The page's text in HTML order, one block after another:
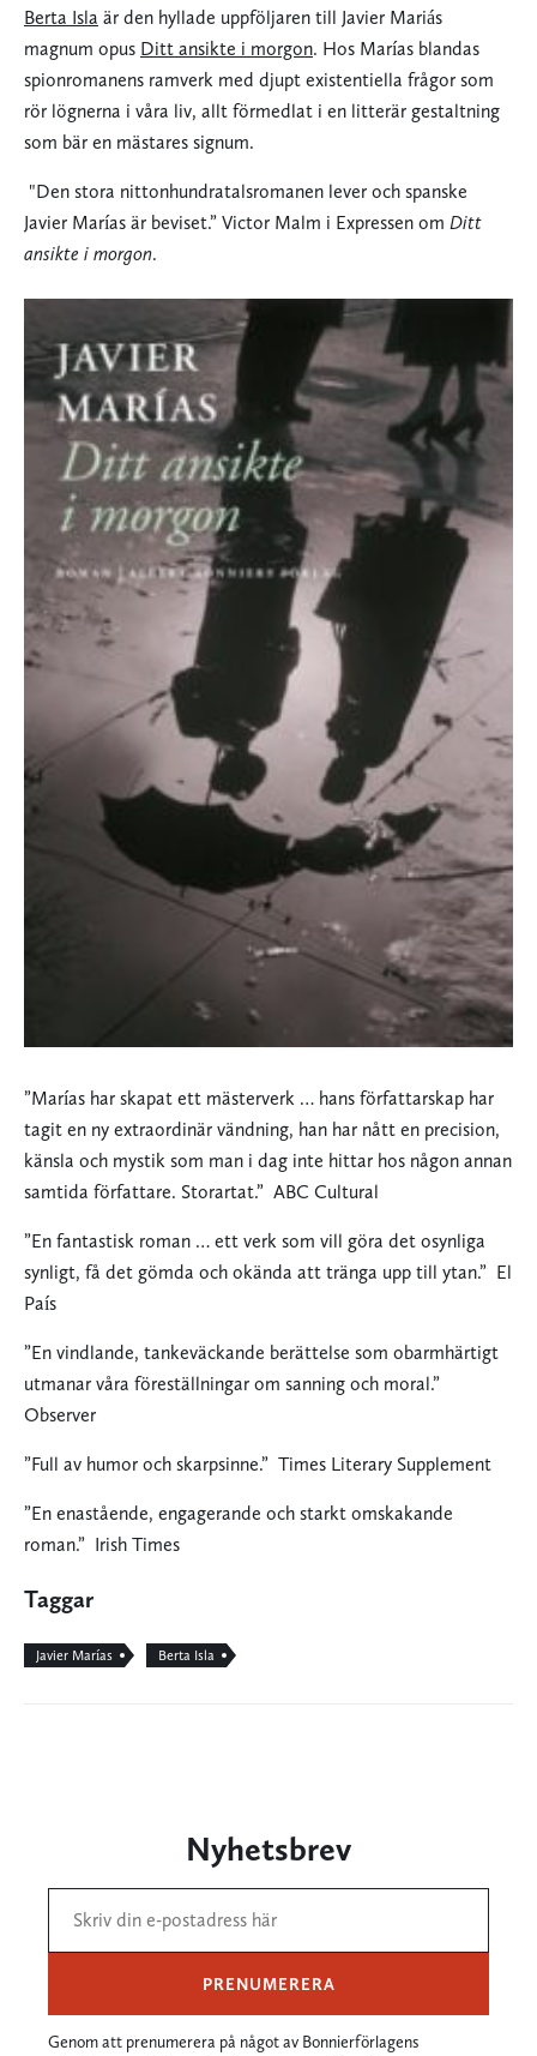
Berta Isla är den hyllade uppföljaren till Javier Mariás
magnum opus Ditt ansikte i morgon. Hos Marías blandas
spionromanens ramverk med djupt existentiella frågor som
rör lögnerna i våra liv, allt förmedlat i en litterär gestaltning
som bär en mästares signum.
"Den stora nittonhundratalsromanen lever och spanske
Javier Marías är beviset.” Victor Malm i Expressen om Ditt
ansikte i morgon.
”Marías har skapat ett mästerverk … hans författarskap har
tagit en ny extraordinär vändning, han har nått en precision,
känsla och mystik som man i dag inte hittar hos någon annan
samtida författare. Storartat.” ABC Cultural
”En fantastisk roman … ett verk som vill göra det osynliga
synligt, få det gömda och okända att tränga upp till ytan.” El
País
”En vindlande, tankeväckande berättelse som obarmhärtigt
utmanar våra föreställningar om sanning och moral.”
Observer
”Full av humor och skarpsinne.” Times Literary Supplement
”En enastående, engagerande och starkt omskakande
roman.” Irish Times
Taggar
Javier Marías Berta Isla
Nyhetsbrev
PRENUMERERA
Genom att prenumerera på något av Bonnierförlagens